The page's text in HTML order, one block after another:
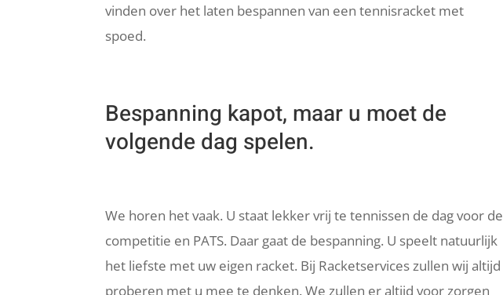
vinden over het laten bespannen van een tennisracket met
spoed.
Bespanning kapot, maar u moet de
volgende dag spelen.
We horen het vaak. U staat lekker vrij te tennissen de dag voor de
competitie en PATS. Daar gaat de bespanning. U speelt natuurlijk
het liefste met uw eigen racket. Bij Racketservices zullen wij altijd
proberen met u mee te denken. We zullen er altijd voor zorgen